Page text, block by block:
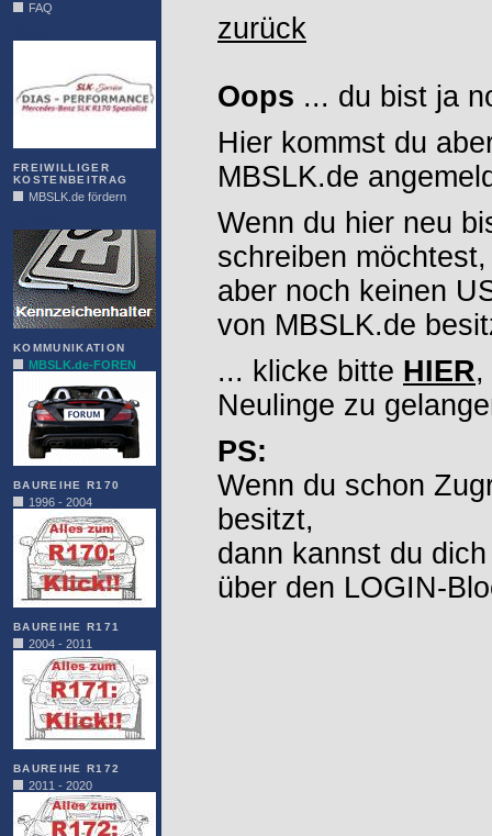
FAQ
FREIWILLIGER
KOSTENBEITRAG
MBSLK.de fördern
KOMMUNIKATION
MBSLK.de-FOREN
BAUREIHE R170
1996 - 2004
BAUREIHE R171
2004 - 2011
BAUREIHE R172
2011 - 2020
zurück
Oops ... du bist ja
Hier kommst du
MBSLK.de
Wenn du hier neu
schreiben möchtest,
aber noch keinen
von MBSLK.de
... klicke bitte HIER,
Neulinge zu
PS:
Wenn du schon
besitzt,
dann kannst du
über den LOGIN-